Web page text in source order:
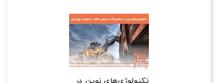
تکنولوژی‌های نوین در